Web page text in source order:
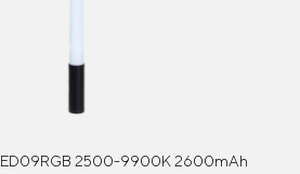
2500-9900К 2600mAh